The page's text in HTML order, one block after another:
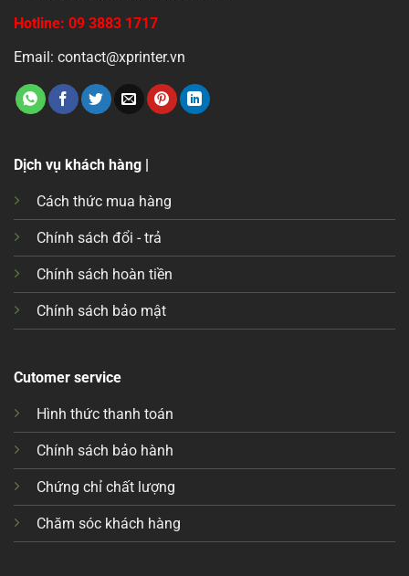
Hotline: 09 3883 1717
Email: contact@xprinter.vn
Dịch vụ khách hàng |
Cách thức mua hàng
Chính sách đổi - trả
Chính sách hoàn tiền
Chính sách bảo mật
Cutomer service
Hình thức thanh toán
Chính sách bảo hành
Chứng chỉ chất lượng
Chăm sóc khách hàng